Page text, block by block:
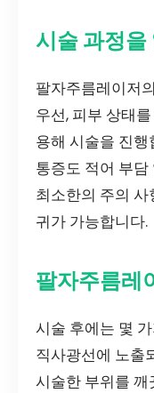
시술 과정을
팔자주름레이저
우선, 피부 상태
용해 시술을 진
통증도 적어 부담
최소한의 주의
귀가 가능합니다.
팔자주름레
시술 후에는 몇
직사광선에 노출
시술한 부위를